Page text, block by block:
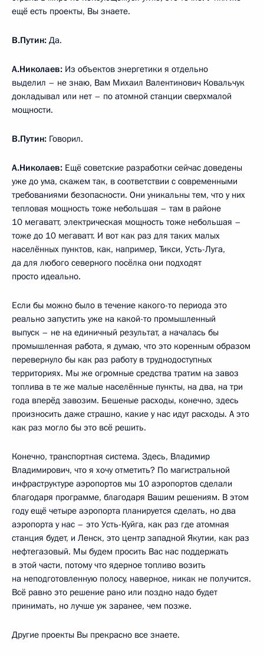
ещё есть проекты, Вы знаете.
В.Путин: Да.
А.Николаев: Из объектов энергетики я отдельно
выделил – не знаю, Вам Михаил Валентинович Ковальчук
докладывал или нет – по атомной станции сверхмалой
мощности.
В.Путин: Говорил.
А.Николаев: Ещё советские разработки сейчас доведены
уже до ума, скажем так, в соответствии с современными
требованиями безопасности. Они уникальны тем, что у них
тепловая мощность тоже небольшая – там в районе
10 мегаватт, электрическая мощность тоже небольшая –
тоже до 10 мегаватт. И вот как раз для таких малых
населённых пунктов, как, например, Тикси, Усть-Луга,
да для любого северного посёлка они подходят
просто идеально.
Если бы можно было в течение какого-то периода это
реально запустить уже на какой-то промышленный
выпуск – не на единичный результат, а началась бы
промышленная работа, я думаю, что это коренным образом
перевернуло бы как раз работу в труднодоступных
территориях. Мы же огромные средства тратим на завоз
топлива в те же малые населённые пункты, на два, на три
года вперёд завозим. Бешеные расходы, конечно, здесь
произносить даже страшно, какие у нас идут расходы. А это
как раз могло бы это всё решить.
Конечно, транспортная система. Здесь, Владимир
Владимирович, что я хочу отметить? По магистральной
инфраструктуре аэропортов мы 10 аэропортов сделали
благодаря программе, благодаря Вашим решениям. В этом
году ещё четыре аэропорта планируется сделать, но два
аэропорта у нас – это Усть-Куйга, как раз где атомная
станция будет, и Ленск, это центр западной Якутии, как раз
нефтегазовый. Мы будем просить Вас нас поддержать
в этой части, потому что ядерное топливо возить
на неподготовленную полосу, наверное, никак не получится.
Всё равно это решение рано или поздно надо будет
принимать, но лучше уж заранее, чем позже.
Другие проекты Вы прекрасно все знаете.